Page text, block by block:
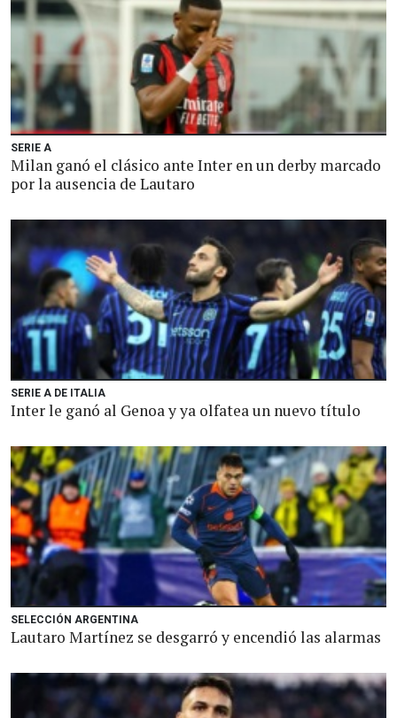
SERIE A
Milan ganó el clásico ante Inter en un derby marcado
por la ausencia de Lautaro
SERIE A DE ITALIA
Inter le ganó al Genoa y ya olfatea un nuevo título
SELECCIÓN ARGENTINA
Lautaro Martínez se desgarró y encendió las alarmas